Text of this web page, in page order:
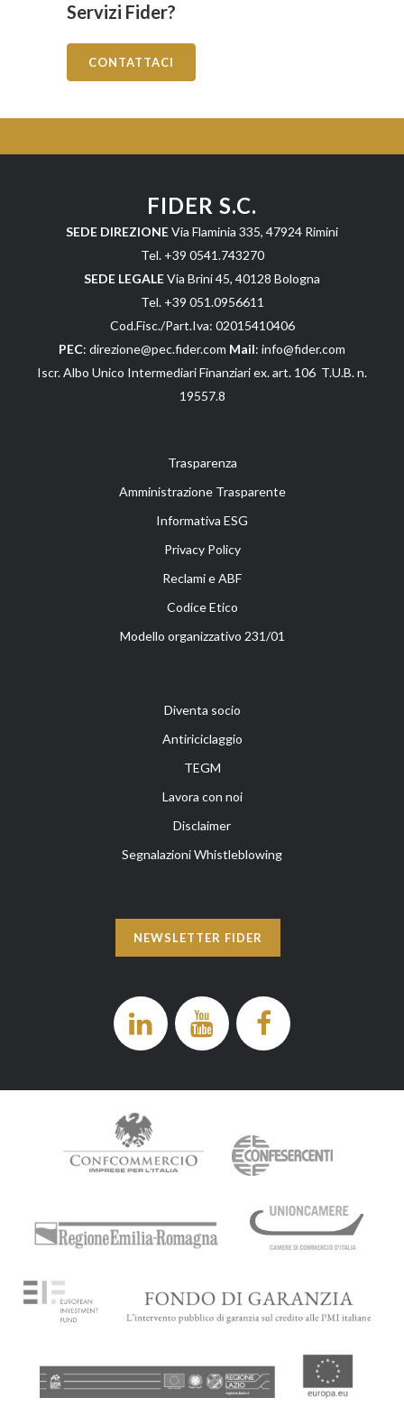
Servizi Fider?
CONTATTACI
FIDER S.C.
SEDE DIREZIONEVia Flaminia 335, 47924 Rimini
Tel. +39 0541.743270
SEDE LEGALEVia Brini 45, 40128 Bologna
Tel. +39 051.0956611
Cod.Fisc./Part.Iva: 02015410406
PEC: direzione@pec.fider.com Mail: info@fider.com
Iscr. Albo Unico Intermediari Finanziari ex. art. 106 T.U.B. n.
19557.8
Trasparenza
Amministrazione Trasparente
Informativa ESG
Privacy Policy
Reclami e ABF
Codice Etico
Modello organizzativo 231/01
Diventa socio
Antiriciclaggio
TEGM
Lavora con noi
Disclaimer
Segnalazioni Whistleblowing
NEWSLETTER FIDER